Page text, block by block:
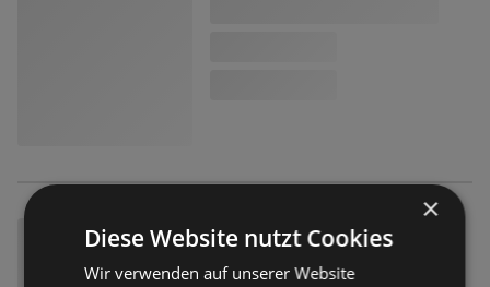
×
Diese Website nutzt Cookies
Wir verwenden auf unserer Website